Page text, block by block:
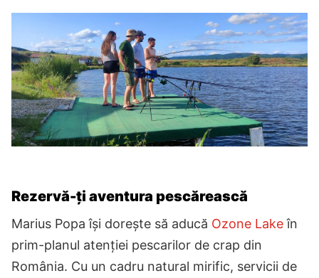
Rezervă-ți aventura pescărească
Marius Popa își dorește să aducă Ozone Lakeîn
prim-planul atenției pescarilor de crap din
România. Cu un cadru natural mirific, servicii de